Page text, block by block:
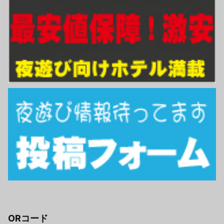
ORコード